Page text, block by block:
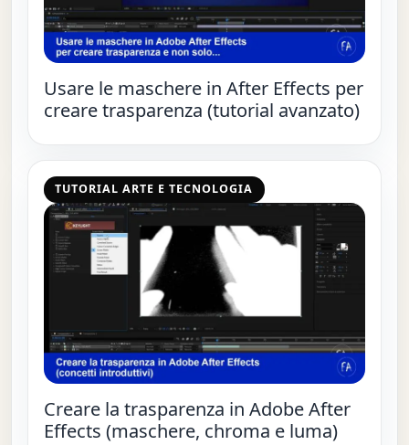
Usare le maschere in After Effects per
creare trasparenza (tutorial avanzato)
TUTORIAL ARTE E TECNOLOGIA
Creare la trasparenza in Adobe After
Effects (maschere, chroma e luma)